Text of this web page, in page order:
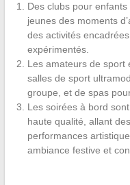
Des clubs pour
jeunes des moments
des activités
expérimentés.
Les amateurs de sport
salles de sport
groupe, et de spas
Les soirées à bord
haute qualité, allant
performances
ambiance festive et